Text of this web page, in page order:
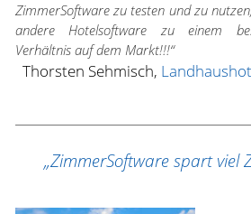
ZimmerSoftware zu testen und zu
andere Hotelsoftware zu einem
Verhältnis auf dem Markt!!!“
Thorsten Sehmisch,
„ZimmerSoftware spart viel